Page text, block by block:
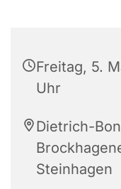
Freitag, 5.
Uhr
Dietrich-
Steinhagen